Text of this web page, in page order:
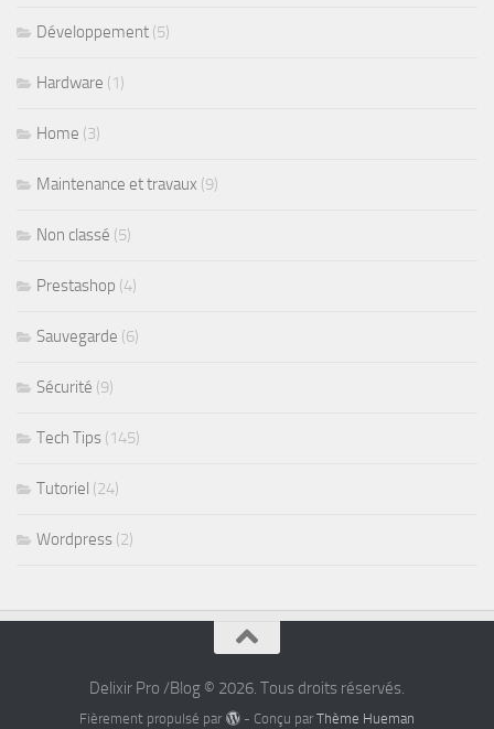
Développement (5)
Hardware (1)
Home (3)
Maintenance et travaux (9)
Non classé (5)
Prestashop (4)
Sauvegarde (6)
Sécurité (9)
Tech Tips (145)
Tutoriel (24)
Wordpress (2)
Delixir Pro /Blog © 2026. Tous droits réservés.
Fièrement propulsé par - Conçu par Thème Hueman